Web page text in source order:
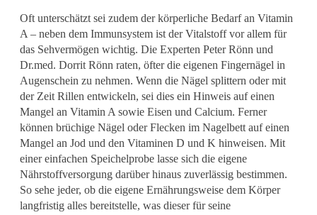
Oft unterschätzt sei zudem der körperliche Bedarf an Vitamin
A – neben dem Immunsystem ist der Vitalstoff vor allem für
das Sehvermögen wichtig. Die Experten Peter Rönn und
Dr.med. Dorrit Rönn raten, öfter die eigenen Fingernägel in
Augenschein zu nehmen. Wenn die Nägel splittern oder mit
der Zeit Rillen entwickeln, sei dies ein Hinweis auf einen
Mangel an Vitamin A sowie Eisen und Calcium. Ferner
können brüchige Nägel oder Flecken im Nagelbett auf einen
Mangel an Jod und den Vitaminen D und K hinweisen. Mit
einer einfachen Speichelprobe lasse sich die eigene
Nährstoffversorgung darüber hinaus zuverlässig bestimmen.
So sehe jeder, ob die eigene Ernährungsweise dem Körper
langfristig alles bereitstelle, was dieser für seine